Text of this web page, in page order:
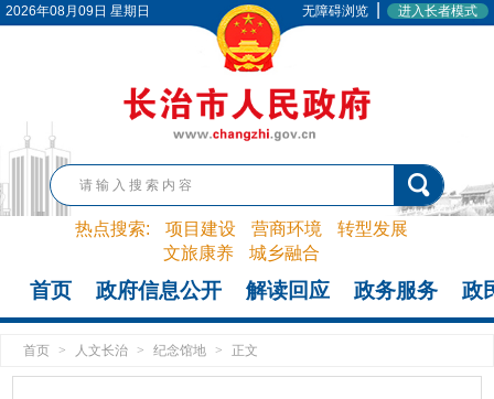
2026年08月09日 星期日 无障碍浏览 进入长者模式
热点搜索: 项目建设 营商环境
转型发展
文旅康养
城乡融合
首页 政府信息公开 解读回应 政务服务 政
首页 > 人文长治 > 纪念馆地 > 正文